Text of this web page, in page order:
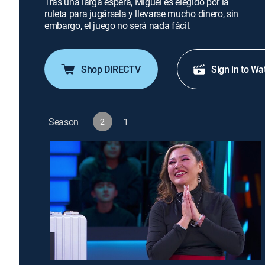
ruleta para jugársela y llevarse mucho dinero, sin
embargo, el juego no será nada fácil.
Shop DIRECTV Sign in to
Season 2 1